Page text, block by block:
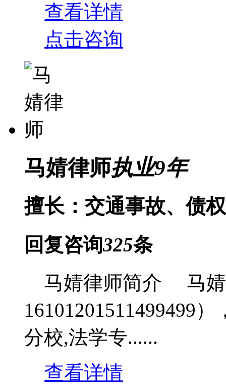
查看详情
点击咨询
马婧律师执业9年
擅长：交通事故、债
回复咨询325条
马婧律师简介 马婧
16101201511499499
分校,法学专......
查看详情